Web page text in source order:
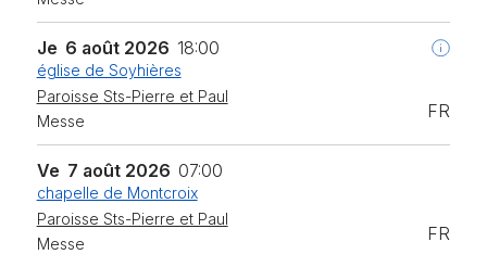
Funérailles et dépôts d’urnes
Moutier, Perrefitte, Roches BE
Paroisse Sts-Pierre et Paul
Bourrignon, Delémont, Lucelle, Mettembert, Movelier,
Pleigne, Soyhières
Je 6 août 2026 18:00
église de Soyhières
Paroisse Sts-Pierre et Paul
Messe
FR
Ve 7 août 2026 07:00
chapelle de Montcroix
Paroisse Sts-Pierre et Paul
Messe
FR